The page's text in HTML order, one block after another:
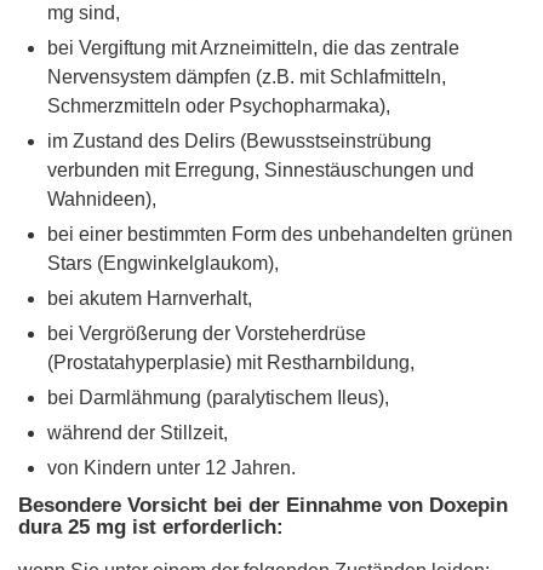
mg sind,
bei Vergiftung mit Arzneimitteln, die das zentrale
Nervensystem dämpfen (z.B. mit Schlafmitteln,
Schmerzmitteln oder Psychopharmaka),
im Zustand des Delirs (Bewusstseinstrübung
verbunden mit Erregung, Sinnestäuschungen und
Wahnideen),
bei einer bestimmten Form des unbehandelten grünen
Stars (Engwinkelglaukom),
bei akutem Harnverhalt,
bei Vergrößerung der Vorsteherdrüse
(Prostatahyperplasie) mit Restharnbildung,
bei Darmlähmung (paralytischem Ileus),
während der Stillzeit,
von Kindern unter 12 Jahren.
Besondere Vorsicht bei der Einnahme von Doxepin
dura 25 mg ist erforderlich: